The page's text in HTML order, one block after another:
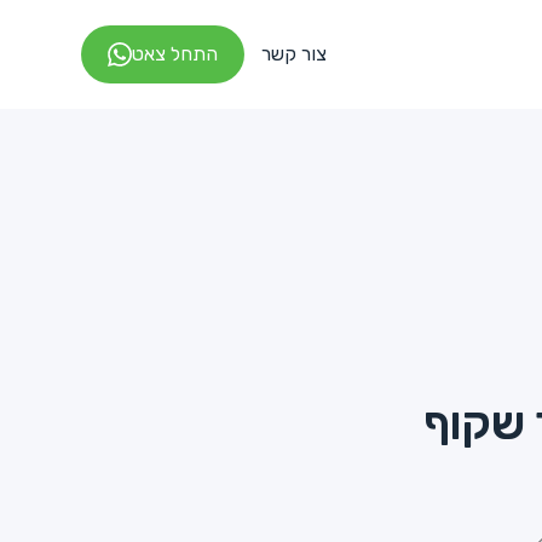
צור קשר התחל צאט